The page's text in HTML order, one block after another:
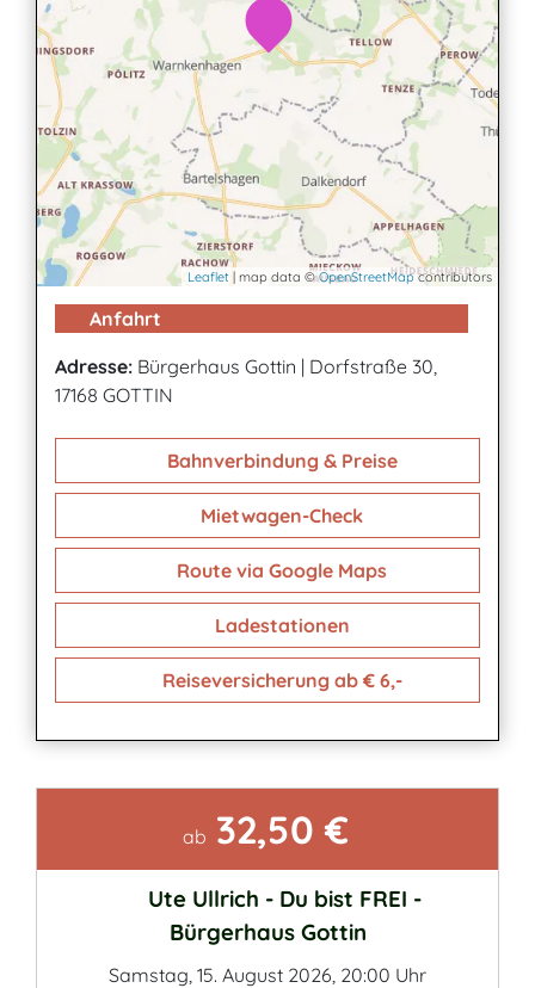
Leaflet | map data ©OpenStreetMapcontributors
Anfahrt
Adresse: Bürgerhaus Gottin | Dorfstraße 30,
17168 GOTTIN
Bahnverbindung & Preise
Mietwagen-Check
Route via Google Maps
Ladestationen
Reiseversicherung ab € 6,-
ab 32,50 €
Ute Ullrich - Du bist FREI -
Bürgerhaus Gottin
Samstag, 15. August 2026, 20:00 Uhr